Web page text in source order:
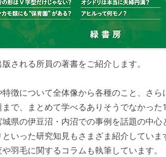
される所員の著書をご紹介します。
徴について全体像から各種のこと、さ
で、まとめて学べるありそうでなかっ
県の伊豆沼・内沼での事例を話題の中
いった研究知見もさまざま紹介してい
羽毛に関するコラムも執筆しています。